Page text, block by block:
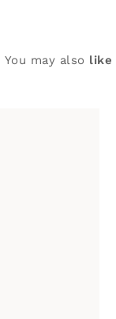
You may also like